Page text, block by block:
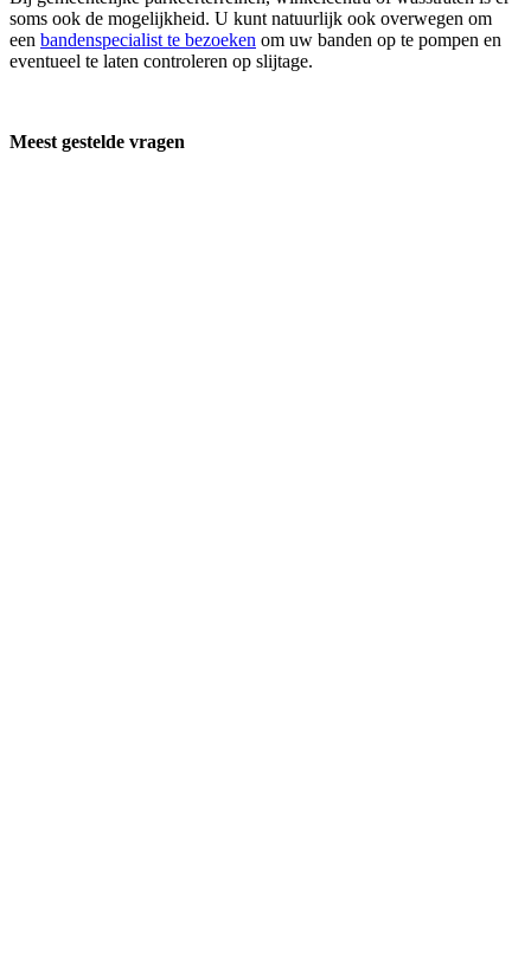
soms ook de mogelijkheid. U kunt natuurlijk ook overwegen om
een bandenspecialist te bezoeken om uw banden op te pompen en
eventueel te laten controleren op slijtage.
Meest gestelde vragen